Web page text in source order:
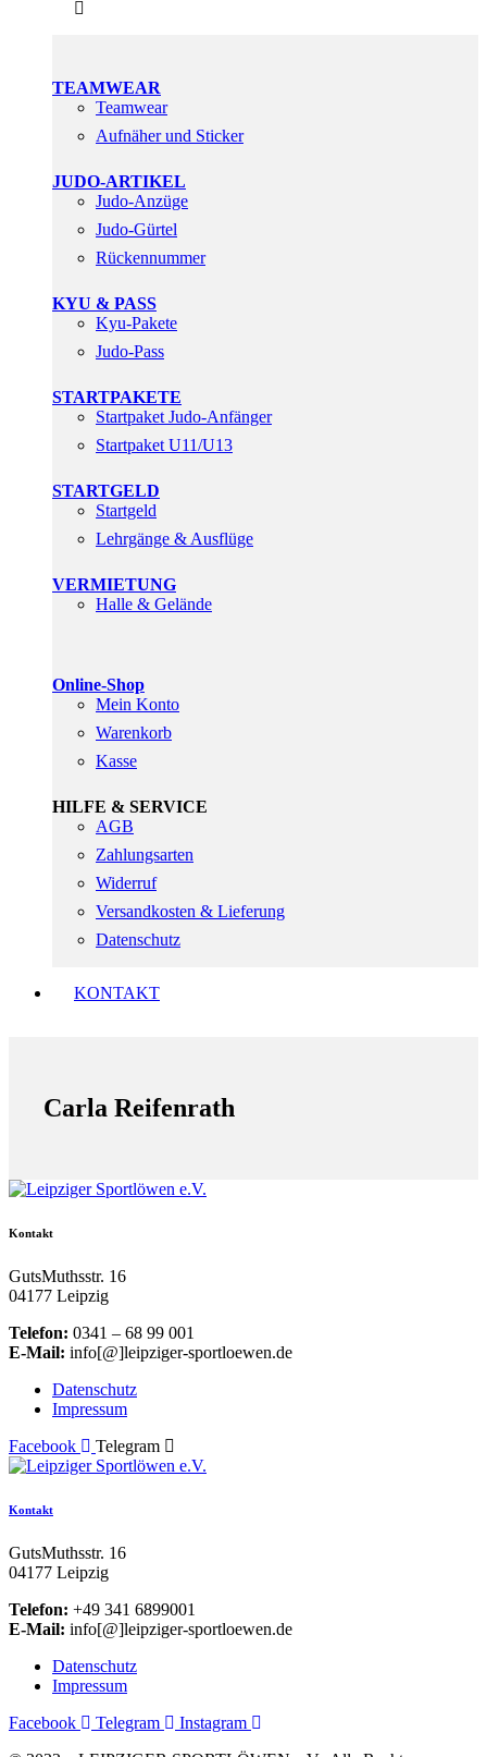
TEAMWEAR
Teamwear
Aufnäher und Sticker
JUDO-ARTIKEL
Judo-Anzüge
Judo-Gürtel
Rückennummer
KYU & PASS
Kyu-Pakete
Judo-Pass
STARTPAKETE
Startpaket Judo-Anfänger
Startpaket U11/U13
STARTGELD
Startgeld
Lehrgänge & Ausflüge
VERMIETUNG
Halle & Gelände
Online-Shop
Mein Konto
Warenkorb
Kasse
HILFE & SERVICE
AGB
Zahlungsarten
Widerruf
Versandkosten & Lieferung
Datenschutz
KONTAKT
Carla Reifenrath
Kontakt
GutsMuthsstr. 16
04177 Leipzig
Telefon: 0341 – 68 99 001
E-Mail: info[@]leipziger-sportloewen.de
Datenschutz
Impressum
Facebook
Telegram
Kontakt
GutsMuthsstr. 16
04177 Leipzig
Telefon: +49 341 6899001
E-Mail: info[@]leipziger-sportloewen.de
Datenschutz
Impressum
Facebook
Telegram
Instagram